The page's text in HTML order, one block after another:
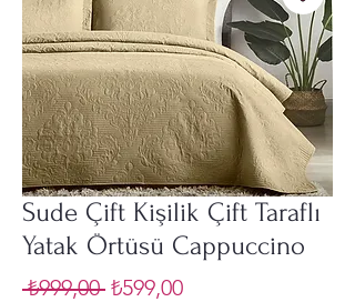
Sude Çift Kişilik Çift Taraflı
Yatak Örtüsü Cappuccino
₺999,00 Normal
₺599,00İndirimli